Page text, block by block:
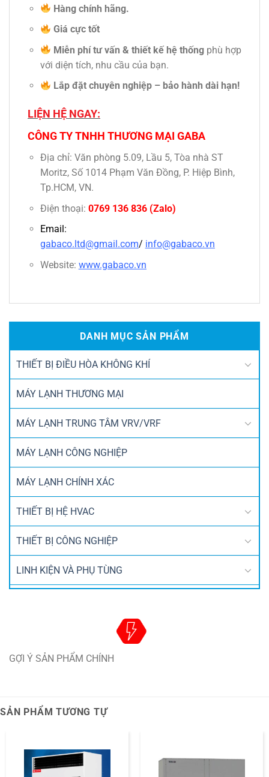
Hàng chính hãng.
Giá cực tốt
Miễn phí tư vấn & thiết kế hệ thống phù hợp
với diện tích, nhu cầu của bạn.
Lắp đặt chuyên nghiệp – bảo hành dài hạn!
LIỆN HỆ NGAY:
CÔNG TY TNHH THƯƠNG MẠI GABA
Địa chỉ: Văn phòng 5.09, Lầu 5, Tòa nhà ST
Moritz, Số 1014 Phạm Văn Đồng, P. Hiệp Bình,
Tp.HCM, VN.
Điện thoại: 0769 136 836 (Zalo)
Email:
gabaco.ltd@gmail.com/ info@gabaco.vn
Website: www.gabaco.vn
DANH MỤC SẢN PHẨM
THIẾT BỊ ĐIỀU HÒA KHÔNG KHÍ
MÁY LẠNH THƯƠNG MẠI
MÁY LẠNH TRUNG TÂM VRV/VRF
MÁY LẠNH CÔNG NGHIỆP
MÁY LẠNH CHÍNH XÁC
THIẾT BỊ HỆ HVAC
THIẾT BỊ CÔNG NGHIỆP
LINH KIỆN VÀ PHỤ TÙNG
GỢI Ý SẢN PHẨM CHÍNH
SẢN PHẨM TƯƠNG TỰ